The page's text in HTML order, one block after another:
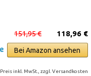
118,96 €
151,95 €
Bei Amazon ansehen
Preis inkl. MwSt., zzgl. Versandkosten